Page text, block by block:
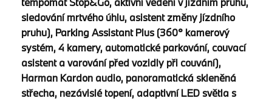
sledování mrtvého úhlu, asistent změny jízdního
pruhu), Parking Assistant Plus (360° kamerový
systém, 4 kamery, automatické parkování, couvací
asistent a varování před vozidly při couvání),
Harman Kardon audio, panoramatická skleněná
střecha, nezávislé topení, adaptivní LED světla s